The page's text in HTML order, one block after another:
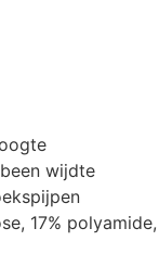
wijdte
17%